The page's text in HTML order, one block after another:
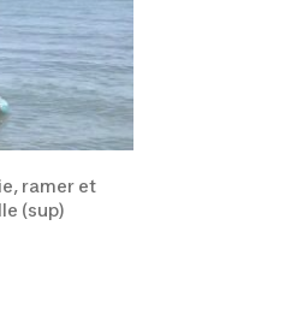
ramer et
(sup)